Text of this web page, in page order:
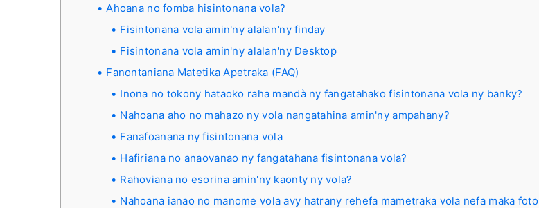
Ahoana no fomba hisintonana vola?
Fisintonana vola amin'ny alalan'ny finday
Fisintonana vola amin'ny alalan'ny Desktop
Fanontaniana Matetika Apetraka (FAQ)
Inona no tokony hataoko raha mandà ny fangatahako fisintonana vola ny banky?
Nahoana aho no mahazo ny vola nangatahina amin'ny ampahany?
Fanafoanana ny fisintonana vola
Hafiriana no anaovanao ny fangatahana fisintonana vola?
Rahoviana no esorina amin'ny kaonty ny vola?
Nahoana ianao no manome vola avy hatrany rehefa mametraka vola nefa maka foto